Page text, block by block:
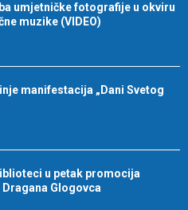
umjetničke fotografije u okviru
muzike (VIDEO)
manifestacija „Dani Svetog
u petak promocija
Glogovca